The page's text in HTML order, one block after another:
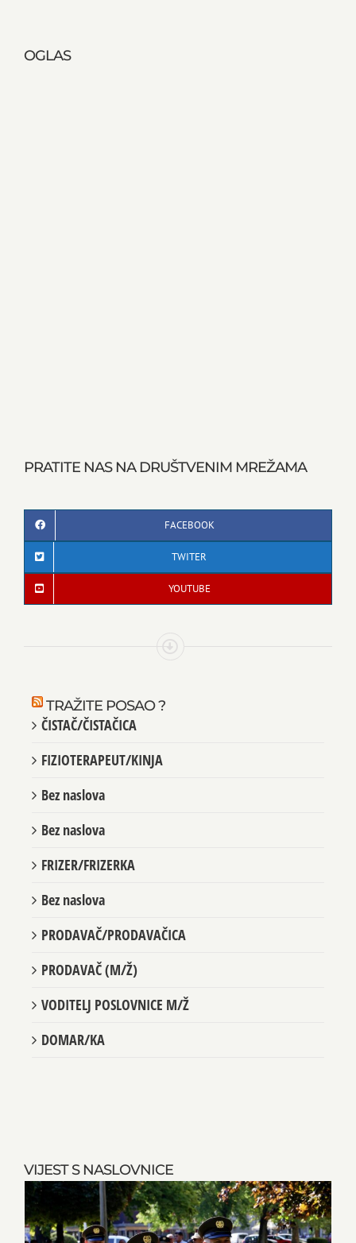
VIJEST S NASLOVNICE
OGLAS
PRATITE NAS NA DRUŠTVENIM MREŽAMA
FACEBOOK
TWITER
YOUTUBE
TRAŽITE POSAO ?
ČISTAČ/ČISTAČICA
FIZIOTERAPEUT/KINJA
Bez naslova
Bez naslova
FRIZER/FRIZERKA
Bez naslova
PRODAVAČ/PRODAVAČICA
PRODAVAČ (M/Ž)
VODITELJ POSLOVNICE M/Ž
DOMAR/KA